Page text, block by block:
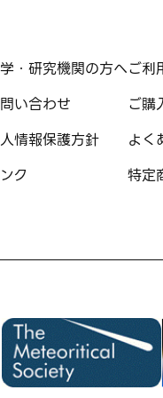
・研究機関の方へ
い合わせ
情報保護方針
ク
ご利
ご購
よく
特定